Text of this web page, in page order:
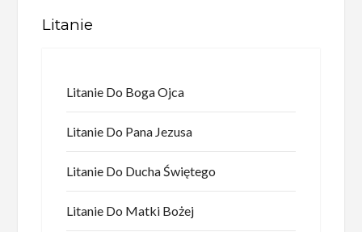
Litanie
Litanie Do Boga Ojca
Litanie Do Pana Jezusa
Litanie Do Ducha Świętego
Litanie Do Matki Bożej